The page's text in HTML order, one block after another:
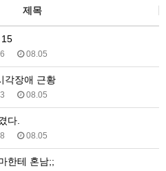
제목
08.05
각장애 근황
08.05
다.
08.05
한테 혼남;;